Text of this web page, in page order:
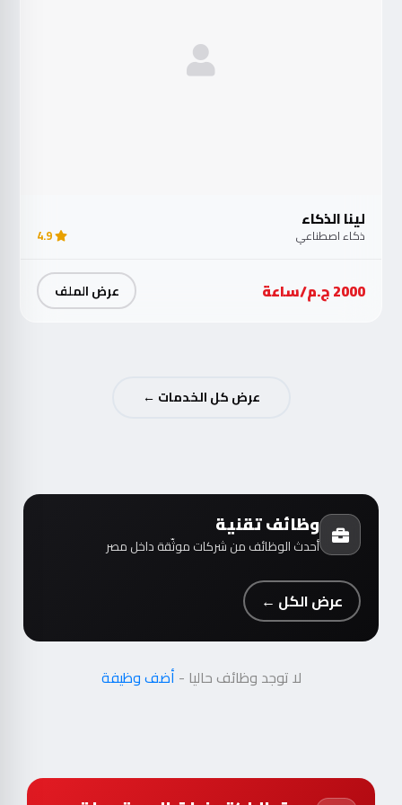
لينا الذكاء
ذكاء اصطناعي 4.9
2000 ج.م/ساعة عرض الملف
عرض كل الخدمات ←
وظائف تقنية
أحدث الوظائف من شركات موثّقة داخل مصر
عرض الكل ←
لا توجد وظائف حاليا - أضف وظيفة